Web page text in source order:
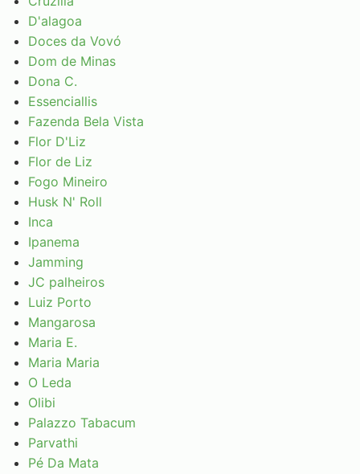
D'alagoa
Doces da Vovó
Dom de Minas
Dona C.
Essenciallis
Fazenda Bela Vista
Flor D'Liz
Flor de Liz
Fogo Mineiro
Husk N' Roll
Inca
Ipanema
Jamming
JC palheiros
Luiz Porto
Mangarosa
Maria E.
Maria Maria
O Leda
Olibi
Palazzo Tabacum
Parvathi
Pé Da Mata